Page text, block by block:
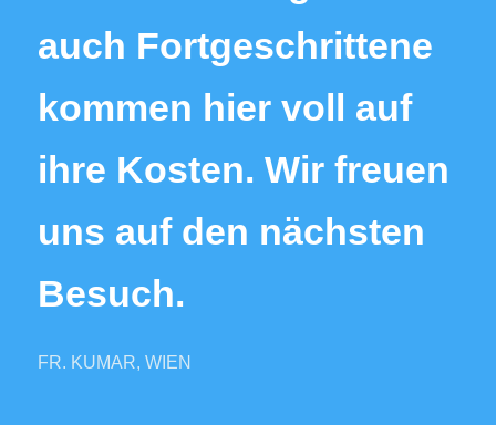
auch Fortgeschrittene
kommen hier voll auf
ihre Kosten. Wir freuen
uns auf den nächsten
Besuch.
FR. KUMAR, WIEN